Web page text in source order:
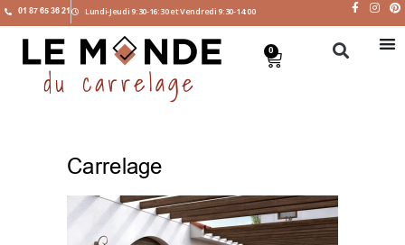
01 87 65 36 21 Lundi-Jeudi 9:30-16:30 et Vendredi 9:30-14:00
0
Carrelage